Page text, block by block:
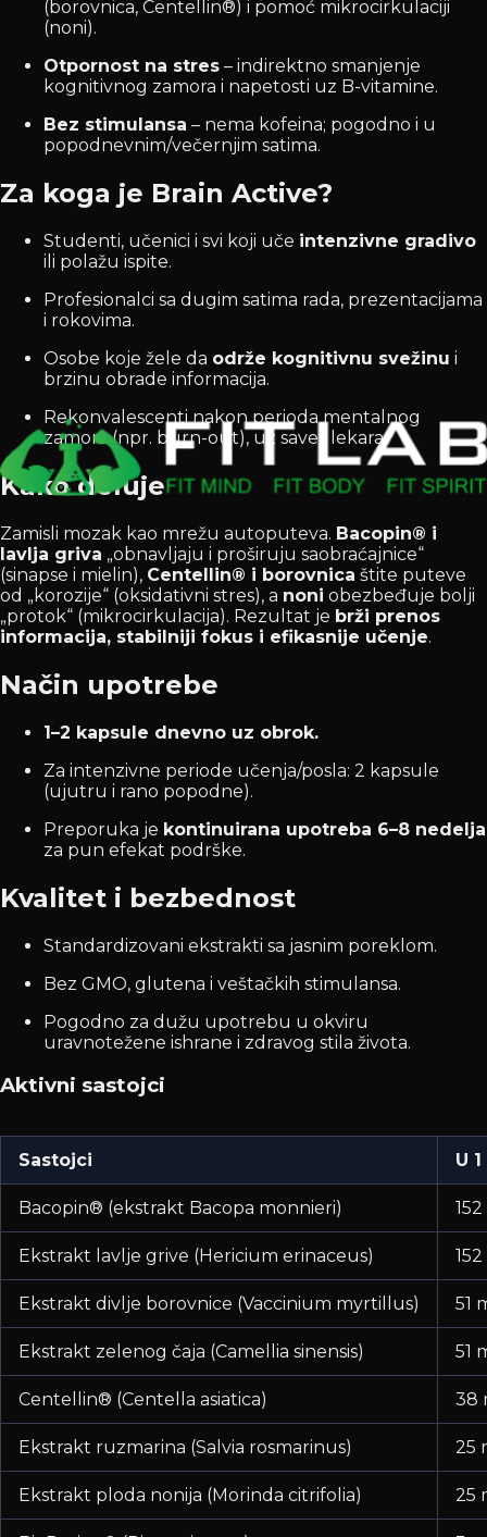
(borovnica, Centellin®) i pomoć mikrocirkulaciji
(noni).
Otpornost na stres – indirektno smanjenje
kognitivnog zamora i napetosti uz B-vitamine.
Bez stimulansa – nema kofeina; pogodno i u
popodnevnim/večernjim satima.
Za koga je Brain Active?
Studenti, učenici i svi koji uče intenzivne gradivo
ili polažu ispite.
Profesionalci sa dugim satima rada, prezentacijama
i rokovima.
Osobe koje žele da održe kognitivnu svežinu i
brzinu obrade informacija.
Rekonvalescenti nakon perioda mentalnog
zamora (npr. burn-out), uz savet lekara.
Kako deluje
Zamisli mozak kao mrežu autoputeva. Bacopin® i
lavlja griva „obnavljaju i proširuju saobraćajnice“
(sinapse i mielin), Centellin® i borovnica štite puteve
od „korozije“ (oksidativni stres), a noni obezbeđuje bolji
„protok“ (mikrocirkulacija). Rezultat je brži prenos
informacija, stabilniji fokus i efikasnije učenje.
Način upotrebe
1–2 kapsule dnevno uz obrok.
Za intenzivne periode učenja/posla: 2 kapsule
(ujutru i rano popodne).
Preporuka je kontinuirana upotreba 6–8 nedelja
za pun efekat podrške.
Kvalitet i bezbednost
Standardizovani ekstrakti sa jasnim poreklom.
Bez GMO, glutena i veštačkih stimulansa.
Pogodno za dužu upotrebu u okviru
uravnotežene ishrane i zdravog stila života.
Aktivni sastojci
Sastojci U
Bacopin® (ekstrakt Bacopa monnieri)
Ekstrakt lavlje grive (Hericium erinaceus)
Ekstrakt divlje borovnice (Vaccinium myrtillus) 51
Ekstrakt zelenog čaja (Camellia sinensis) 51
Centellin® (Centella asiatica) 38
Ekstrakt ruzmarina (Salvia rosmarinus) 25
Ekstrakt ploda nonija (Morinda citrifolia) 25